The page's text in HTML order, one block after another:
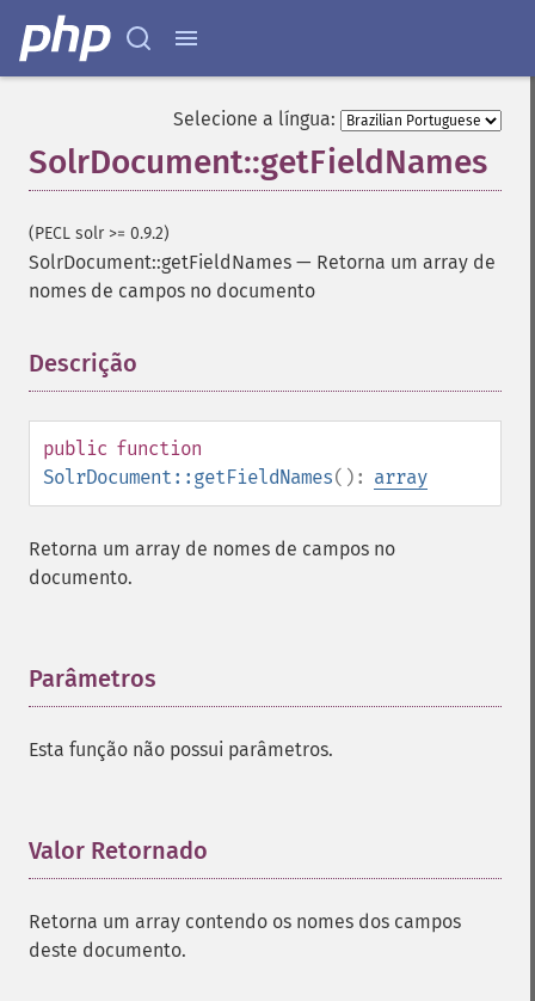
Selecione a língua:
SolrDocument::getFieldNames
(PECL solr >= 0.9.2)
SolrDocument::getFieldNames — Retorna um array de
nomes de campos no documento
Descrição
public function
SolrDocument::getFieldNames(): array
Retorna um array de nomes de campos no
documento.
Parâmetros
Esta função não possui parâmetros.
Valor Retornado
Retorna um array contendo os nomes dos campos
deste documento.